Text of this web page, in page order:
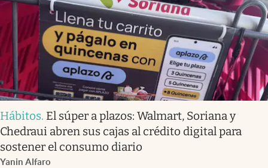
Hábitos. El súper a plazos: Walmart, Soriana y
Chedraui abren sus cajas al crédito digital para
sostener el consumo diario
Yanin Alfaro